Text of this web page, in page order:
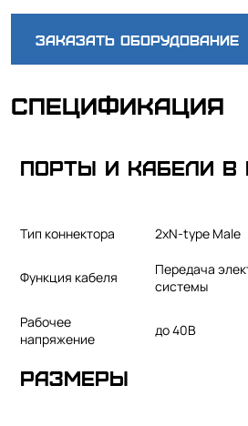
Заказать оборудование
Спецификация
Порты и кабели в
Тип коннектора 2xN-type Male
Функция кабеля
Передача
системы
Рабочее
напряжение
до 40В
Размеры